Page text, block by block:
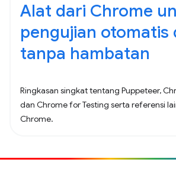
Alat dari Chrome
pengujian otomatis
tanpa hambatan
Ringkasan singkat tentang Puppeteer,
dan Chrome for Testing serta referensi
Chrome.